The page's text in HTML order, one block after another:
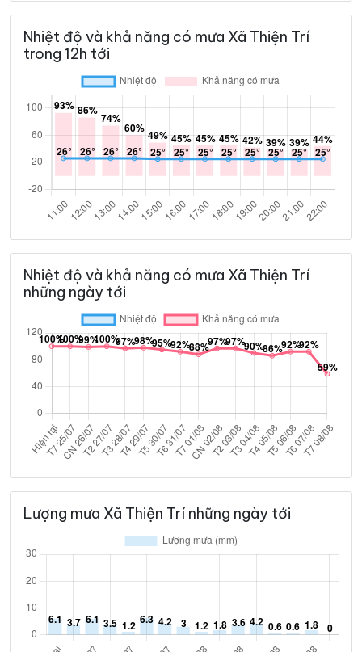
Nhiệt độ và khả năng có mưa Xã Thiện Trí
trong 12h tới
Nhiệt độ và khả năng có mưa Xã Thiện Trí
những ngày tới
Lượng mưa Xã Thiện Trí những ngày tới